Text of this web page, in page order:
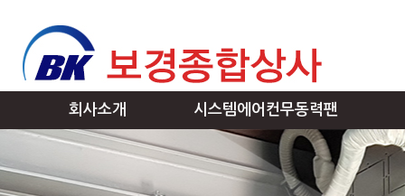
회사소개 시스템에어컨무동력팬